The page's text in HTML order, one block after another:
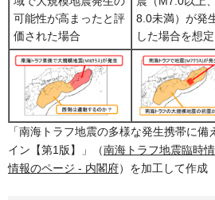
可能性が高まったと評
価された場合
8.0未満）が発
した場合を想定
「南海トラフ地震の多様な発生携帯に
イン【第1版】」（南海トラフ地震臨時
情報のページ - 内閣府）を加工して作成